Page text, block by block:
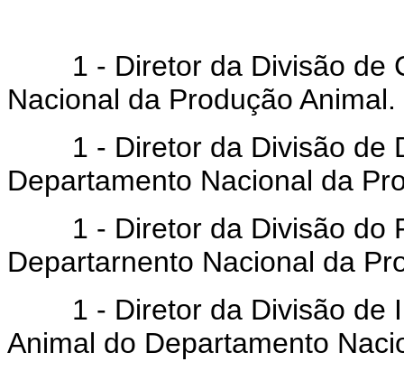
1 - Diretor da Divisão de
Nacional da Produção Animal.
1 - Diretor da Divisão de
Departamento Nacional da
1 - Diretor da Divisão do
Departarnento Nacional da
1 - Diretor da Divisão de
Animal do Departamento